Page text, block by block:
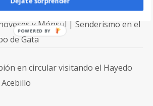
circular entre las playas de
y Mónsul | Senderismo en el
de Gata
en circular visitando el Hayedo
POWERED
BY